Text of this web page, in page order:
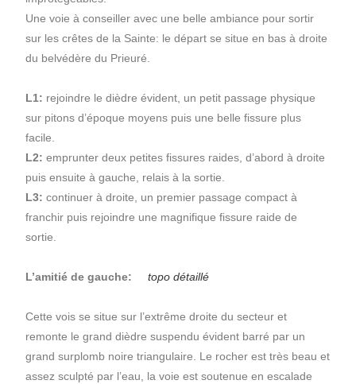
Une voie à conseiller avec une belle ambiance pour sortir
sur les crêtes de la Sainte: le départ se situe en bas à droite
du belvédère du Prieuré.
L1: rejoindre le dièdre évident, un petit passage physique
sur pitons d’époque moyens puis une belle fissure plus
facile.
L2: emprunter deux petites fissures raides, d’abord à droite
puis ensuite à gauche, relais à la sortie.
L3: continuer à droite, un premier passage compact à
franchir puis rejoindre une magnifique fissure raide de
sortie.
L’amitié de gauche: topo détaillé
Cette vois se situe sur l’extrême droite du secteur et
remonte le grand dièdre suspendu évident barré par un
grand surplomb noire triangulaire. Le rocher est très beau et
assez sculpté par l’eau, la voie est soutenue en escalade